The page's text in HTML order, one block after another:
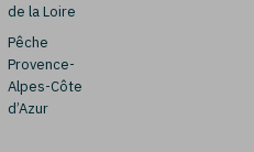
de la Loire
Pêche
Provence-
Alpes-Côte
d’Azur